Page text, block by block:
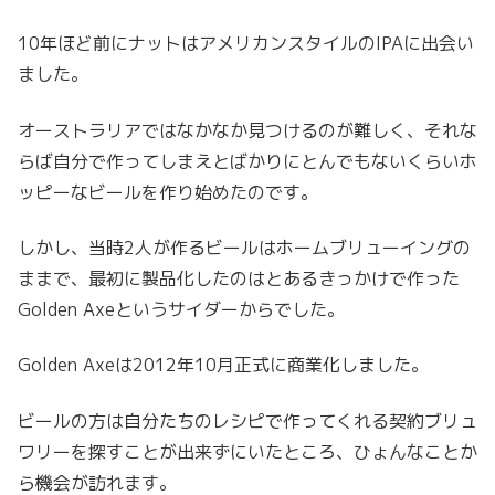
10年ほど前にナットはアメリカンスタイルのIPAに出会い
ました。
オーストラリアではなかなか見つけるのが難しく、それな
らば自分で作ってしまえとばかりにとんでもないくらいホ
ッピーなビールを作り始めたのです。
しかし、当時2人が作るビールはホームブリューイングの
ままで、最初に製品化したのはとあるきっかけで作った
Golden Axeというサイダーからでした。
Golden Axeは2012年10月正式に商業化しました。
ビールの方は自分たちのレシピで作ってくれる契約ブリュ
ワリーを探すことが出来ずにいたところ、ひょんなことか
ら機会が訪れます。